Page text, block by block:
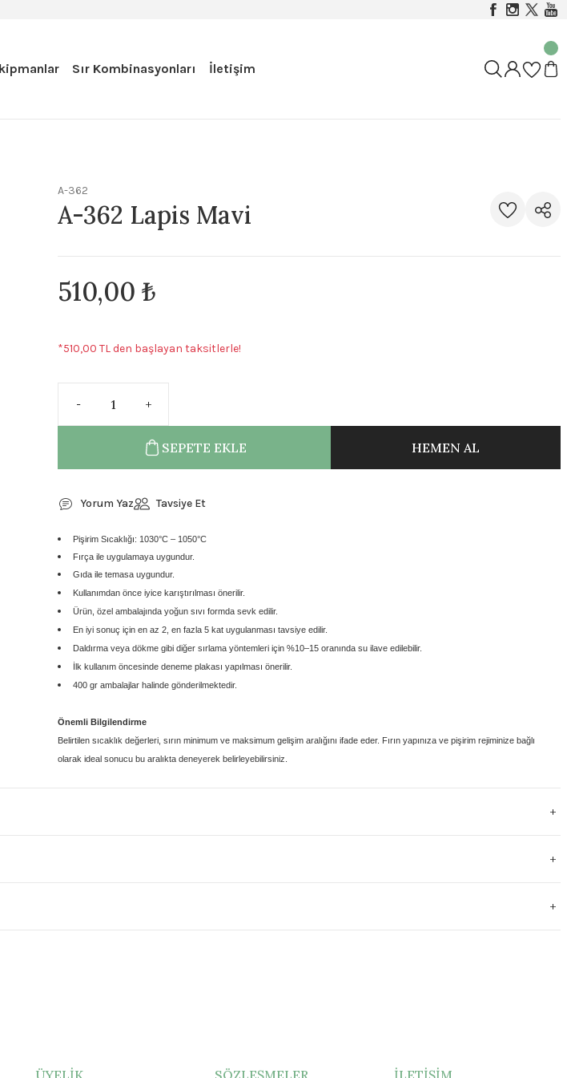
Sır Kombinasyonları İletişim
A-362
A-362 Lapis Mavi
510,00 ₺
*510,00 TL den başlayan taksitlerle!
SEPETE EKLE HEMEN AL
Yorum Yaz Tavsiye Et
Pişirim Sıcaklığı: 1030°C – 1050°C
Fırça ile uygulamaya uygundur.
Gıda ile temasa uygundur.
Kullanımdan önce iyice karıştırılması önerilir.
Ürün, özel ambalajında yoğun sıvı formda sevk edilir.
En iyi sonuç için en az 2, en fazla 5 kat uygulanması tavsiye edilir.
Daldırma veya dökme gibi diğer sırlama yöntemleri için %10–15 oranında su ilave edilebilir.
İlk kullanım öncesinde deneme plakası yapılması önerilir.
400 gr ambalajlar halinde gönderilmektedir.
Önemli Bilgilendirme
Belirtilen sıcaklık değerleri, sırın minimum ve maksimum gelişim aralığını ifade eder. Fırın yapınıza ve pişirim rejiminize bağlı
olarak ideal sonucu bu aralıkta deneyerek belirleyebilirsiniz.
ÜYELİK SÖZLEŞMELER İLETİŞİM